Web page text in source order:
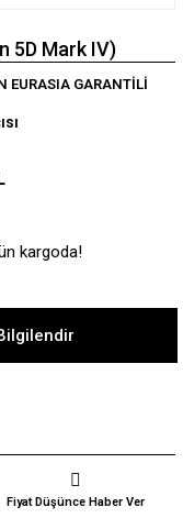
5D Mark IV)
EURASIA GARANTİLİ
kargoda!
Fiyat Düşünce Haber Ver